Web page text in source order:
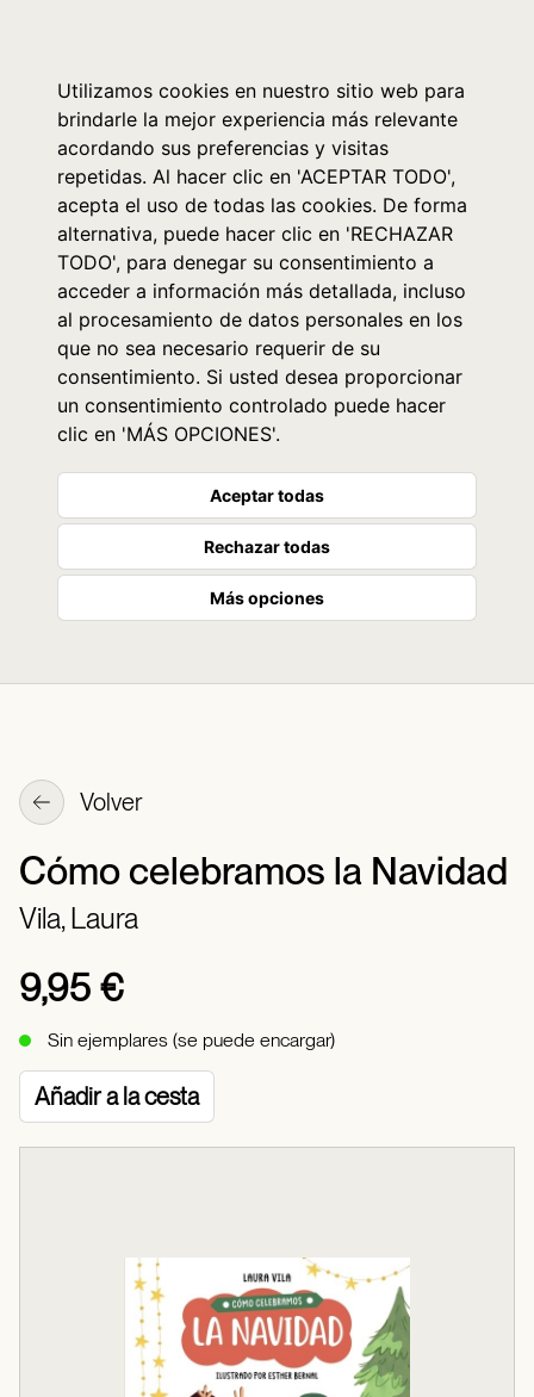
Utilizamos cookies en nuestro sitio web para
brindarle la mejor experiencia más relevante
acordando sus preferencias y visitas
repetidas. Al hacer clic en 'ACEPTAR TODO',
acepta el uso de todas las cookies. De forma
alternativa, puede hacer clic en 'RECHAZAR
TODO', para denegar su consentimiento a
acceder a información más detallada, incluso
al procesamiento de datos personales en los
que no sea necesario requerir de su
consentimiento. Si usted desea proporcionar
un consentimiento controlado puede hacer
clic en 'MÁS OPCIONES'.
Aceptar todas
Rechazar todas
Más opciones
Volver
Cómo celebramos la Navidad
Vila, Laura
9,95 €
Sin ejemplares (se puede encargar)
Añadir a la cesta